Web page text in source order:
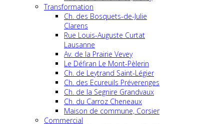
Transformation
Ch. des Bosquets-de-Julie
Clarens
Rue Louis-Auguste Curtat
Lausanne
Av. de la Prairie Vevey
Le Défiran Le Mont-Pèlerin
Ch. de Leytrand Saint-Légier
Ch. des Ecureuils Préverenges
Ch. de la Segnire Grandvaux
Ch. du Carroz Cheneaux
Maison de commune, Corsier
Commercial